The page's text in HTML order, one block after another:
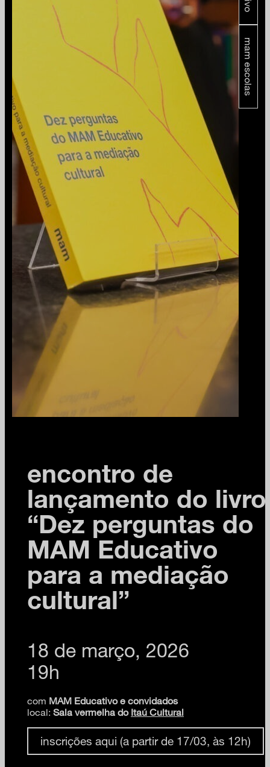
mam escolas
encontro de
lançamento do livro
“Dez perguntas do
MAM Educativo
para a mediação
cultural”
18 de março, 2026
19h
com MAM Educativo e convidados
local: Sala vermelha do Itaú Cultural
inscrições aqui (a partir de 17/03, às 12h)